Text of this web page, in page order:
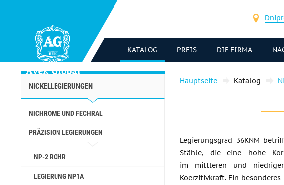
KATALOG PREIS DIE FIRMA
NICKELLEGIERUNGEN
NICHROME UND FECHRAL
PRÄZISION LEGIERUNGEN
NP-2 ROHR
LEGIERUNG NP1A
Hauptseite Katalog
Legierungsgrad 36KNM
Stähle, die eine hohe
im mittleren und
Koerzitivkraft. Ein